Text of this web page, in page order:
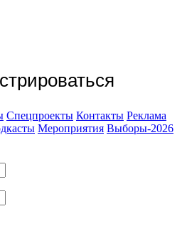
Спецпроекты Контакты Реклама
Мероприятия Выборы-2026